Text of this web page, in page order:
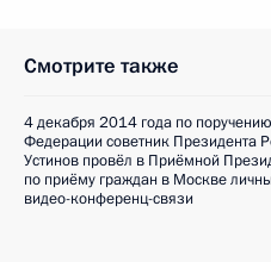
Смотрите также
4 декабря 2014 года по
Федерации советник Президента
Устинов провёл в Приёмной
по приёму граждан в Москве
видео-конференц-связи